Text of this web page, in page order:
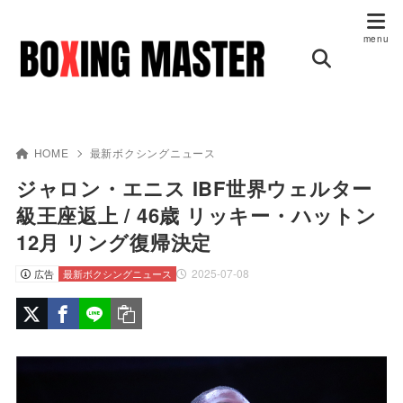
HOME 最新ボクシングニュース
ジャロン・エニス IBF世界ウェルター
級王座返上 / 46歳 リッキー・ハットン
12月 リング復帰決定
広告 2025-07-08
最新ボクシングニュース